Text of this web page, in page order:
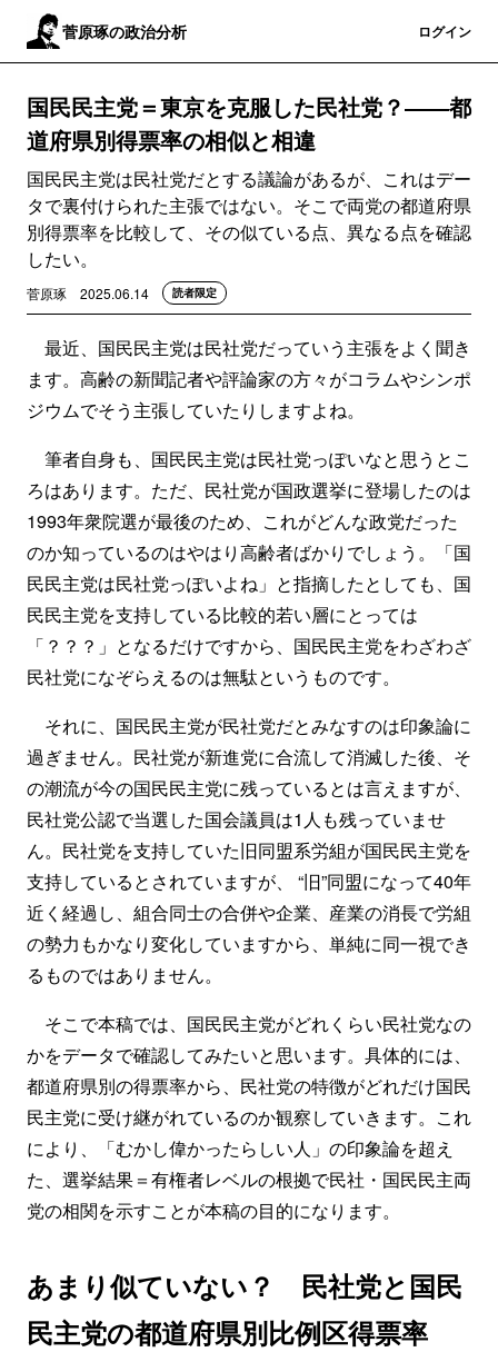
菅原琢の政治分析 ログイン
国民民主党＝東京を克服した民社党？――都
道府県別得票率の相似と相違
国民民主党は民社党だとする議論があるが、これはデー
タで裏付けられた主張ではない。そこで両党の都道府県
別得票率を比較して、その似ている点、異なる点を確認
したい。
菅原琢 2025.06.14 読者限定
最近、国民民主党は民社党だっていう主張をよく聞き
ます。高齢の新聞記者や評論家の方々がコラムやシンポ
ジウムでそう主張していたりしますよね。
筆者自身も、国民民主党は民社党っぽいなと思うとこ
ろはあります。ただ、民社党が国政選挙に登場したのは
1993年衆院選が最後のため、これがどんな政党だった
のか知っているのはやはり高齢者ばかりでしょう。「国
民民主党は民社党っぽいよね」と指摘したとしても、国
民民主党を支持している比較的若い層にとっては
「？？？」となるだけですから、国民民主党をわざわざ
民社党になぞらえるのは無駄というものです。
それに、国民民主党が民社党だとみなすのは印象論に
過ぎません。民社党が新進党に合流して消滅した後、そ
の潮流が今の国民民主党に残っているとは言えますが、
民社党公認で当選した国会議員は1人も残っていませ
ん。民社党を支持していた旧同盟系労組が国民民主党を
支持しているとされていますが、 “旧”同盟になって40年
近く経過し、組合同士の合併や企業、産業の消長で労組
の勢力もかなり変化していますから、単純に同一視でき
るものではありません。
そこで本稿では、国民民主党がどれくらい民社党なの
かをデータで確認してみたいと思います。具体的には、
都道府県別の得票率から、民社党の特徴がどれだけ国民
民主党に受け継がれているのか観察していきます。これ
により、「むかし偉かったらしい人」の印象論を超え
た、選挙結果＝有権者レベルの根拠で民社・国民民主両
党の相関を示すことが本稿の目的になります。
あまり似ていない？ 民社党と国民
民主党の都道府県別比例区得票率